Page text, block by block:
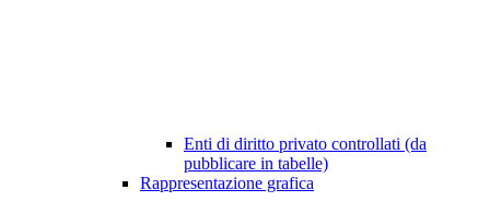
Enti di diritto privato controllati (da
pubblicare in tabelle)
Rappresentazione grafica